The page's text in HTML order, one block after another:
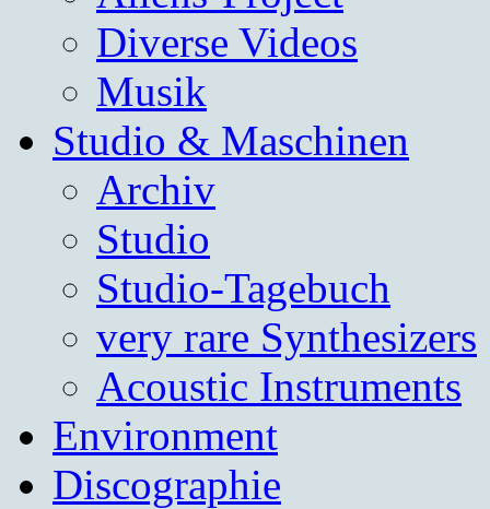
Diverse Videos
Musik
Studio & Maschinen
Archiv
Studio
Studio-Tagebuch
very rare Synthesizers
Acoustic Instruments
Environment
Discographie